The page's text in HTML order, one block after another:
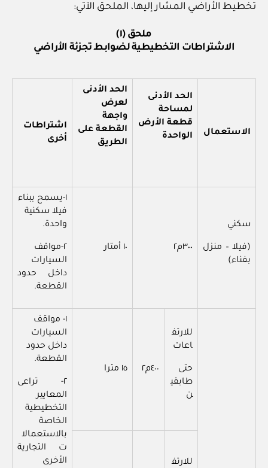
تخطيط الأراضي المشار إليها، الملحق الآتي:
ملحق (١)
الاشتراطات التخطيطية لضوابط تجزئة الأراضي
الاستعمال
الحد الأدنى
لمساحة
قطعة الأرض
الواحدة
الحد الأدنى
لعرض
واجهة
القطعة على
الطريق
اشتراطات
أخرى
سكني
(فيلا – منزل
بفناء)
٣٠٠م٢ ١٠ أمتار
١-يسمح ببناء
فيلا سكنية
واحدة.
٢-مواقف
السيارات
داخل حدود
القطعة.
للارتف
اعات
حتى
طابقي
ن
٤٠٠م٢ ١٥ مترا
١- مواقف
السيارات
داخل حدود
القطعة.
٢- تراعى
المعايير
التخطيطية
الخاصة
بالاستعمالا
ت التجارية
الأخرى
للارتف